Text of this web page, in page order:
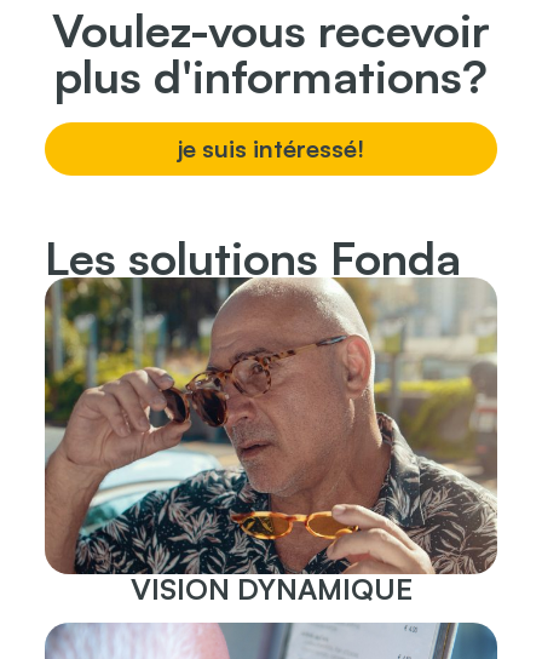
Voulez-vous recevoir
plus d'informations?
je suis intéressé!
Les solutions Fonda
VISION DYNAMIQUE